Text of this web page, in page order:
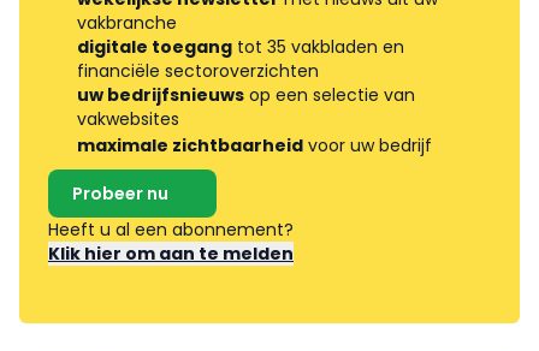
vakbranche
digitale toegang tot 35 vakbladen en
financiële sectoroverzichten
uw bedrijfsnieuws op een selectie van
vakwebsites
maximale zichtbaarheid voor uw bedrijf
Probeer nu
Heeft u al een abonnement?
Klik hier om aan te melden